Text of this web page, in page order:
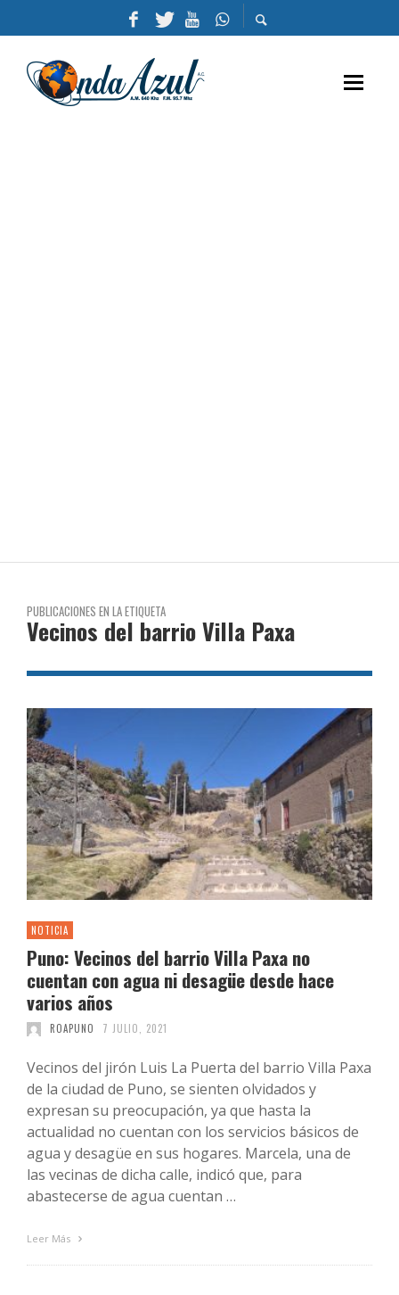
PUBLICACIONES EN LA ETIQUETA
Vecinos del barrio Villa Paxa
NOTICIA
Puno: Vecinos del barrio Villa Paxa no
cuentan con agua ni desagüe desde hace
varios años
ROAPUNO 7 JULIO, 2021
Vecinos del jirón Luis La Puerta del barrio Villa Paxa
de la ciudad de Puno, se sienten olvidados y
expresan su preocupación, ya que hasta la
actualidad no cuentan con los servicios básicos de
agua y desagüe en sus hogares. Marcela, una de
las vecinas de dicha calle, indicó que, para
abastecerse de agua cuentan …
Leer Más